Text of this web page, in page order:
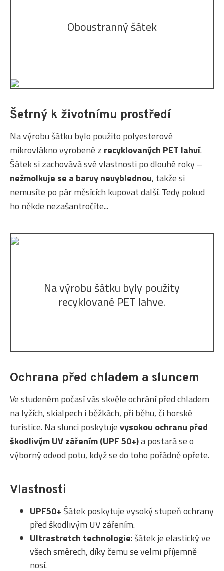
Oboustranný šátek
Šetrný k životnímu prostředí
Na výrobu šátku bylo použito polyesterové
mikrovlákno vyrobené z recyklovaných PET lahví.
Šátek si zachovává své vlastnosti po dlouhé roky –
nežmolkuje se a barvy nevyblednou, takže si
nemusíte po pár měsících kupovat další. Tedy pokud
ho někde nezašantročíte...
Na výrobu šátku byly použity
recyklované PET lahve.
Ochrana před chladem a sluncem
Ve studeném počasí vás skvěle ochrání před chladem
na lyžích, skialpech i běžkách, při běhu, či horské
turistice. Na slunci poskytujevysokou ochranu před
škodlivým UV zářením (UPF 50+)a postará se o
výborný odvod potu, když se do toho pořádně opřete.
Vlastnosti
UPF50+ Šátek poskytuje vysoký stupeň ochrany
před škodlivým UV zářením.
Ultrastretch technologie: šátek je elastický ve
všech směrech, díky čemu se velmi příjemně
nosí.